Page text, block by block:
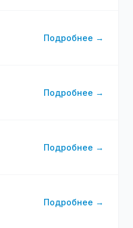
Подробнее →
Подробнее →
Подробнее →
Подробнее →